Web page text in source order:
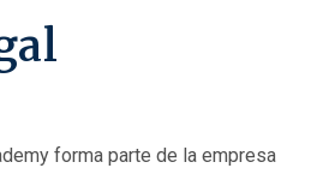
forma parte de la empresa